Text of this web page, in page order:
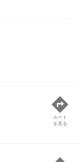
ルート
を見る